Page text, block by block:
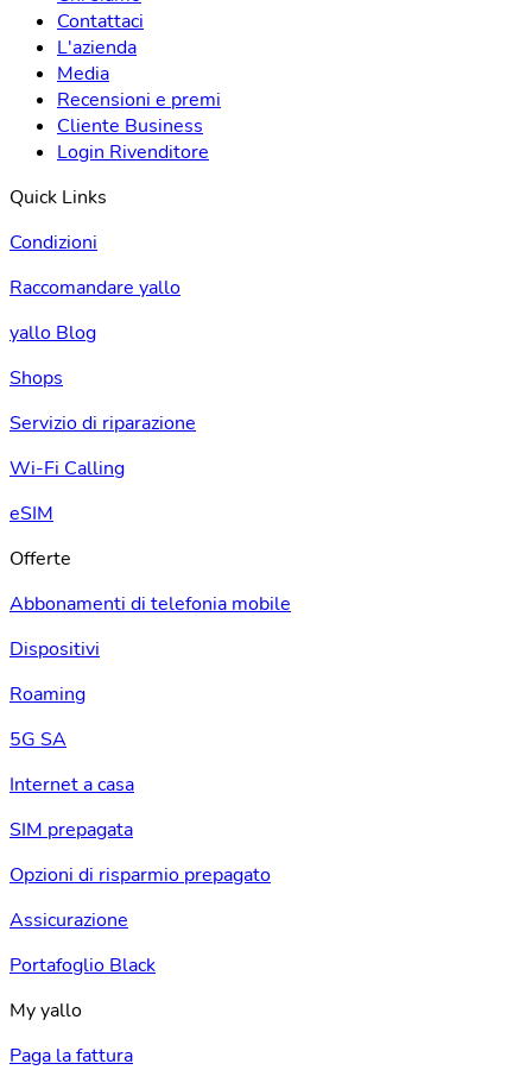
Contattaci
L'azienda
Media
Recensioni e premi
Cliente Business
Login Rivenditore
Quick Links
Condizioni
Raccomandare yallo
yallo Blog
Shops
Servizio di riparazione
Wi-Fi Calling
eSIM
Offerte
Abbonamenti di telefonia mobile
Dispositivi
Roaming
5G SA
Internet a casa
SIM prepagata
Opzioni di risparmio prepagato
Assicurazione
Portafoglio Black
My yallo
Paga la fattura